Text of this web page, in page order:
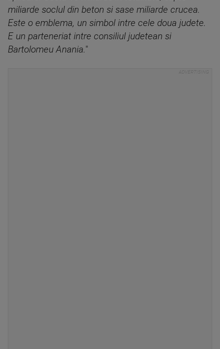
miliarde soclul din beton si sase miliarde crucea.
Este o emblema, un simbol intre cele doua judete.
E un parteneriat intre consiliul judetean si
Bartolomeu Anania."